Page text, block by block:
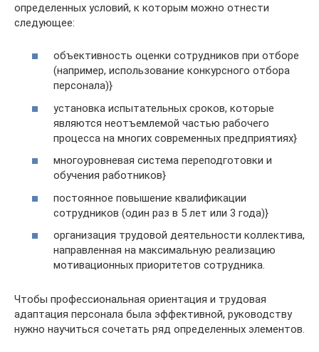
определенных условий, к которым можно отнести
следующее:
объективность оценки сотрудников при отборе
(например, использование конкурсного отбора
персонала)}
установка испытательных сроков, которые
являются неотъемлемой частью рабочего
процесса на многих современных предприятиях}
многоуровневая система переподготовки и
обучения работников}
постоянное повышение квалификации
сотрудников (один раз в 5 лет или 3 года)}
организация трудовой деятельности коллектива,
направленная на максимальную реализацию
мотивационных приоритетов сотрудника.
Чтобы профессиональная ориентация и трудовая
адаптация персонала была эффективной, руководству
нужно научиться сочетать ряд определенных элементов.